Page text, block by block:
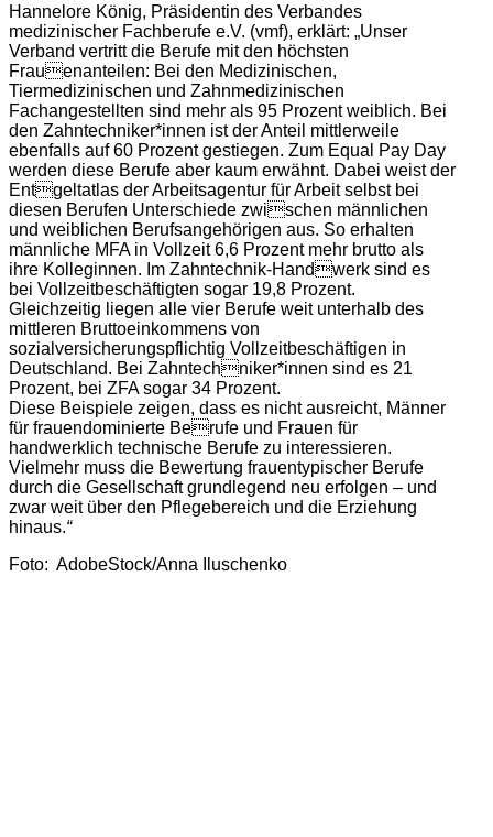
Hannelore König, Präsidentin des Verbandes
medizinischer Fachberufe e.V. (vmf), erklärt: „Unser
Verband vertritt die Berufe mit den höchsten
Frauenanteilen: Bei den Medizinischen,
Tiermedizinischen und Zahnmedizinischen
Fachangestellten sind mehr als 95 Prozent weiblich. Bei
den Zahntechniker*innen ist der Anteil mittlerweile
ebenfalls auf 60 Prozent gestiegen. Zum Equal Pay Day
werden diese Berufe aber kaum erwähnt. Dabei weist der
Entgeltatlas der Arbeitsagentur für Arbeit selbst bei
diesen Berufen Unterschiede zwischen männlichen
und weiblichen Berufsangehörigen aus. So erhalten
männliche MFA in Vollzeit 6,6 Prozent mehr brutto als
ihre Kolleginnen. Im Zahntechnik-Handwerk sind es
bei Vollzeitbeschäftigten sogar 19,8 Prozent.
Gleichzeitig liegen alle vier Berufe weit unterhalb des
mittleren Bruttoeinkommens von
sozialversicherungspflichtig Vollzeitbeschäftigen in
Deutschland. Bei Zahntechniker*innen sind es 21
Prozent, bei ZFA sogar 34 Prozent.
Diese Beispiele zeigen, dass es nicht ausreicht, Männer
für frauendominierte Berufe und Frauen für
handwerklich technische Berufe zu interessieren.
Vielmehr muss die Bewertung frauentypischer Berufe
durch die Gesellschaft grundlegend neu erfolgen – und
zwar weit über den Pflegebereich und die Erziehung
hinaus.“
Foto: AdobeStock/Anna Iluschenko